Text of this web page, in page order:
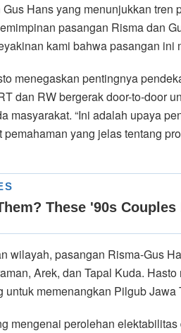
Hans yang menunjukkan
pasangan Risma dan
kami bahwa pasangan ini
menegaskan pentingnya
dan RW bergerak door-to-door
masyarakat. “Ini adalah upaya
yang jelas tentang
wilayah, pasangan Risma-Gus
Arek, dan Tapal Kuda.
untuk memenangkan Pilgub Jawa
mengenai perolehan